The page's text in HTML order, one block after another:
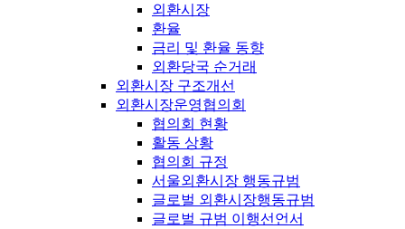
외환시장
환율
금리 및 환율 동향
외환당국 순거래
외환시장 구조개선
외환시장운영협의회
협의회 현황
활동 상황
협의회 규정
서울외환시장 행동규범
글로벌 외환시장행동규범
글로벌 규범 이행선언서